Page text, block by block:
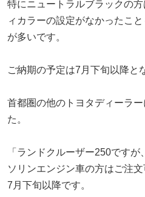
特にニュートラルブラックの
ィカラーの設定がなかったこ
が多いです。
ご納期の予定は7月下旬以降と
首都圏の他のトヨタディーラ
た。
「ランドクルーザー250です
ソリンエンジン車の方はご注
7月下旬以降です。